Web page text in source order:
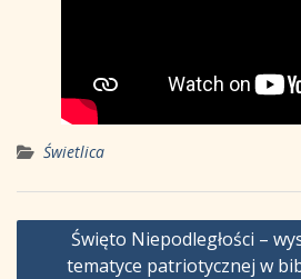
Świetlica
Nawigacja
wpisu
Święto Niepodległości –
tematyce patriotycznej w